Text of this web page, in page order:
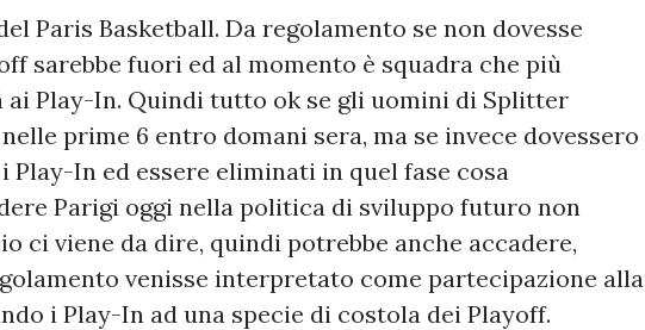
Paris Basketball. Da regolamento se non dovesse
sarebbe fuori ed al momento è squadra che più
ai Play-In. Quindi tutto ok se gli uomini di Splitter
prime 6 entro domani sera, ma se invece dovessero
Play-In ed essere eliminati in quel fase cosa
Parigi oggi nella politica di sviluppo futuro non
ci viene da dire, quindi potrebbe anche accadere,
venisse interpretato come partecipazione alla
i Play-In ad una specie di costola dei Playoff.